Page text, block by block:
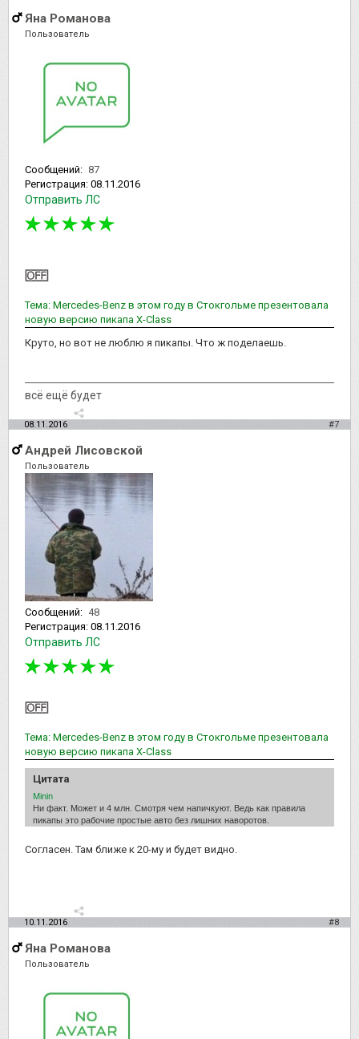
Яна Романова
Пользователь
Сообщений: 87
Регистрация: 08.11.2016
Отправить ЛС
Тема: Mercedes-Benz в этом году в Стокгольме презентовала
новую версию пикапа Х-Class
Круто, но вот не люблю я пикапы. Что ж поделаешь.
всё ещё будет
08.11.2016 #7
Андрей Лисовской
Пользователь
Сообщений: 48
Регистрация: 08.11.2016
Отправить ЛС
Тема: Mercedes-Benz в этом году в Стокгольме презентовала
новую версию пикапа Х-Class
Цитата
Minin
Ни факт. Может и 4 млн. Смотря чем напичкуют. Ведь как правила
пикапы это рабочие простые авто без лишних наворотов.
Согласен. Там ближе к 20-му и будет видно.
10.11.2016 #8
Яна Романова
Пользователь